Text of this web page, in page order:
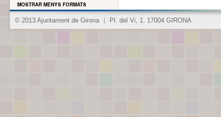
MOSTRAR MENYS FORMATS
© 2013 Ajuntament de Girona Pl. del Vi, 1. 17004 GIRONA